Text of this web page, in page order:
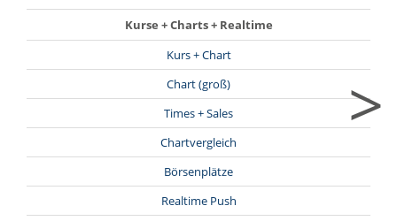
Kurse + Charts + Realtime
Kurs + Chart
Chart (groß)
Times + Sales
Chartvergleich
Börsenplätze
Realtime Push
>